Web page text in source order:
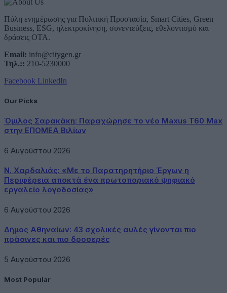
Πύλη ενημέρωσης για Πολιτική Προστασία, Smart Cities, Green
Business, ESG, ηλεκτροκίνηση, συνεντεύξεις, εθελοντισμό και
δράσεις ΟΤΑ.
Email: info@citygen.gr
Τηλ.:: 210-5230000
Facebook LinkedIn
Our Picks
Όμιλος Σαρακάκη: Παραχώρησε το νέο Maxus T60 Max
στην ΕΠΟΜΕΑ Βιλίων
6 Αυγούστου 2026
Ν. Χαρδαλιάς: «Με το Παρατηρητήριο Έργων η
Περιφέρεια αποκτά ένα πρωτοποριακό ψηφιακό
εργαλείο λογοδοσίας»
6 Αυγούστου 2026
Δήμος Αθηναίων: 43 σχολικές αυλές γίνονται πιο
πράσινες και πιο δροσερές
5 Αυγούστου 2026
Most Popular